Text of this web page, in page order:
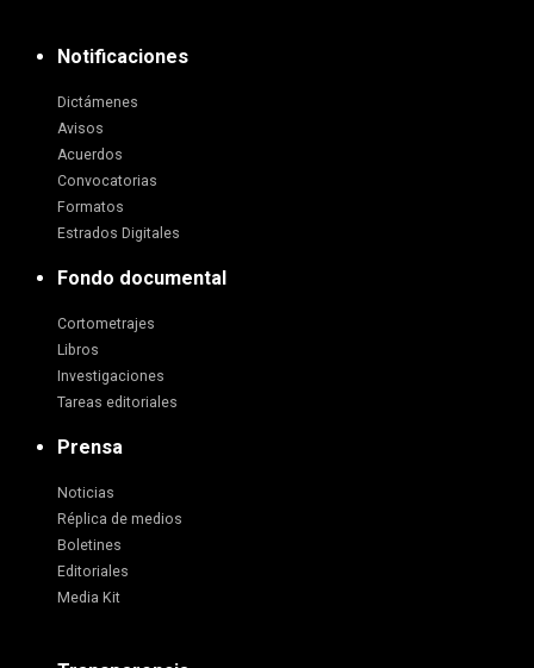
Notificaciones
Dictámenes
Avisos
Acuerdos
Convocatorias
Formatos
Estrados Digitales
Fondo documental
Cortometrajes
Libros
Investigaciones
Tareas editoriales
Prensa
Noticias
Réplica de medios
Boletines
Editoriales
Media Kit